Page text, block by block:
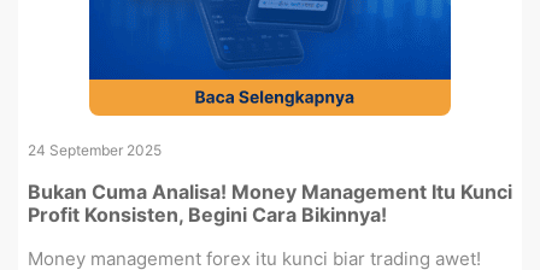
24 September 2025
Bukan Cuma Analisa! Money Management Itu Kunci
Profit Konsisten, Begini Cara Bikinnya!
Money management forex itu kunci biar trading awet!